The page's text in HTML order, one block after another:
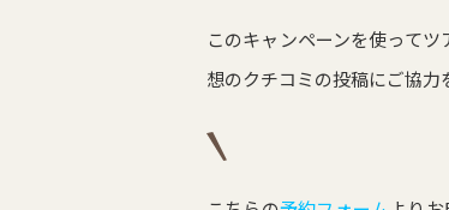
このキャンペーンを使って
想のクチコミの投稿にご協力